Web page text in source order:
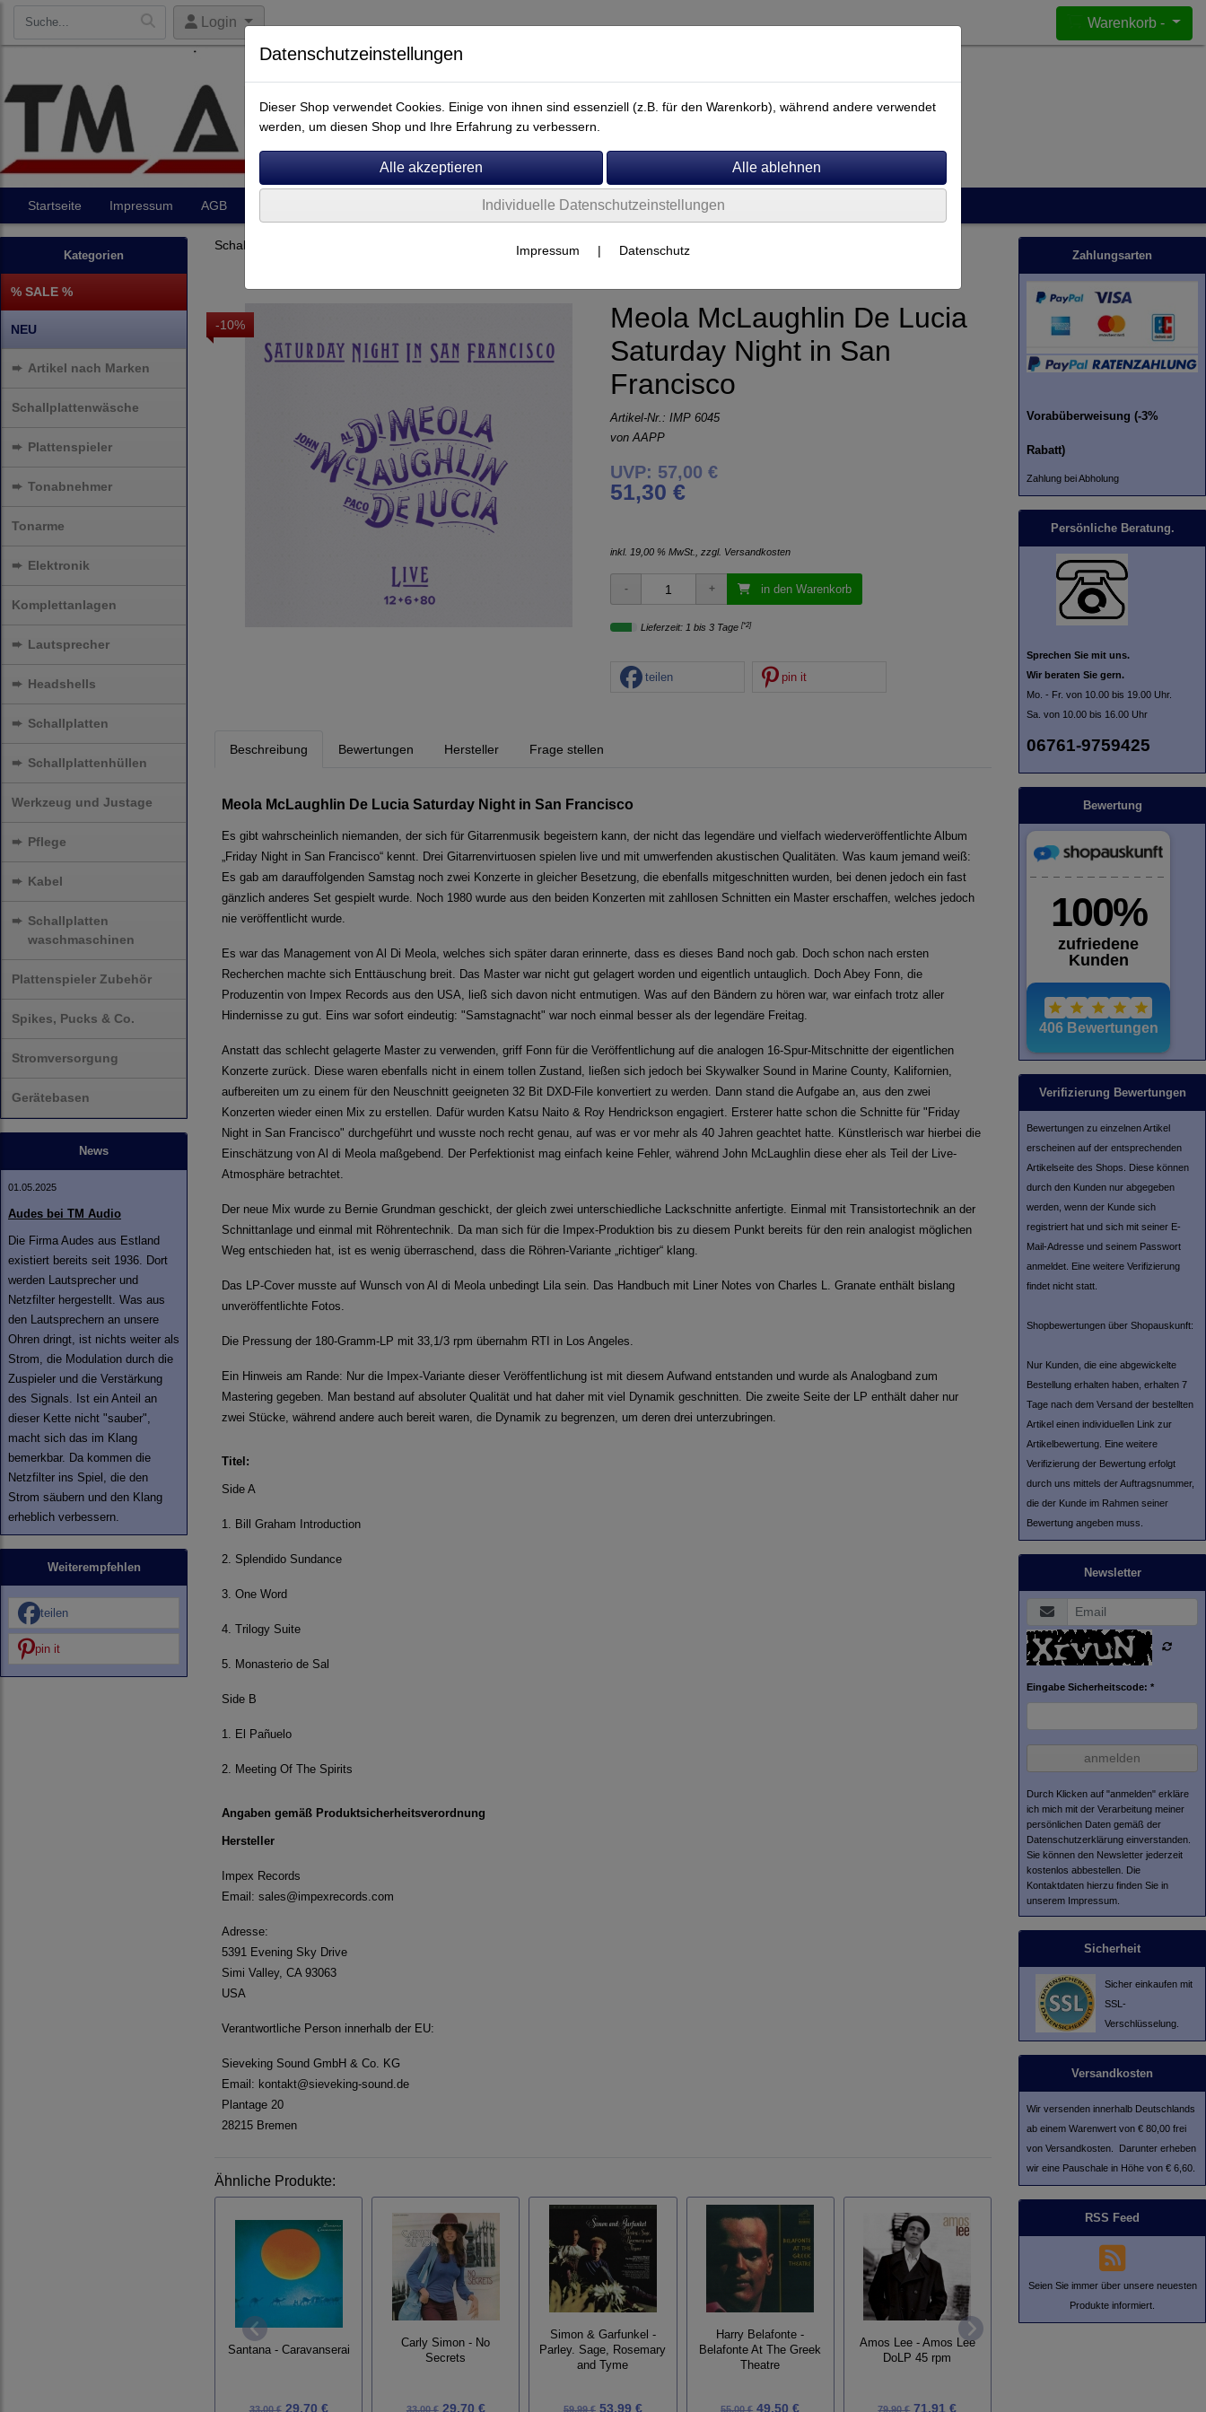
Login Warenkorb -
Startseite Impressum AGB
Kategorien
% SALE %
NEU
➨ Artikel nach Marken
Schallplattenwäsche
➨ Plattenspieler
➨ Tonabnehmer
Tonarme
➨ Elektronik
Komplettanlagen
➨ Lautsprecher
➨ Headshells
➨ Schallplatten
➨ Schallplattenhüllen
Werkzeug und Justage
➨ Pflege
➨ Kabel
➨ Schallplatten
waschmaschinen
Plattenspieler Zubehör
Spikes, Pucks & Co.
Stromversorgung
Gerätebasen
News
01.05.2025
Audes bei TM Audio
Die Firma Audes aus Estland
existiert bereits seit 1936. Dort
werden Lautsprecher und
Netzfilter hergestellt. Was aus
den Lautsprechern an unsere
Ohren dringt, ist nichts weiter als
Strom, die Modulation durch die
Zuspieler und die Verstärkung
des Signals. Ist ein Anteil an
dieser Kette nicht "sauber",
macht sich das im Klang
bemerkbar. Da kommen die
Netzfilter ins Spiel, die den
Strom säubern und den Klang
erheblich verbessern.
Weiterempfehlen
teilen
pin it
Schallplatten
-10%
Meola McLaughlin De Lucia
Saturday Night in San
Francisco
Artikel-Nr.: IMP 6045
vonAAPP
UVP: 57,00 €
51,30 €
inkl. 19,00 % MwSt., zzgl. Versandkosten
in den Warenkorb
Lieferzeit: 1 bis 3 Tage [*2]
teilen pin it
Beschreibung Bewertungen Hersteller Frage stellen
Meola McLaughlin De Lucia Saturday Night in San Francisco
Es gibt wahrscheinlich niemanden, der sich für Gitarrenmusik begeistern kann, der nicht das legendäre und vielfach wiederveröffentlichte Album
„Friday Night in San Francisco“ kennt. Drei Gitarrenvirtuosen spielen live und mit umwerfenden akustischen Qualitäten. Was kaum jemand weiß:
Es gab am darauffolgenden Samstag noch zwei Konzerte in gleicher Besetzung, die ebenfalls mitgeschnitten wurden, bei denen jedoch ein fast
gänzlich anderes Set gespielt wurde. Noch 1980 wurde aus den beiden Konzerten mit zahllosen Schnitten ein Master erschaffen, welches jedoch
nie veröffentlicht wurde.
Es war das Management von Al Di Meola, welches sich später daran erinnerte, dass es dieses Band noch gab. Doch schon nach ersten
Recherchen machte sich Enttäuschung breit. Das Master war nicht gut gelagert worden und eigentlich untauglich. Doch Abey Fonn, die
Produzentin von Impex Records aus den USA, ließ sich davon nicht entmutigen. Was auf den Bändern zu hören war, war einfach trotz aller
Hindernisse zu gut. Eins war sofort eindeutig: "Samstagnacht" war noch einmal besser als der legendäre Freitag.
Anstatt das schlecht gelagerte Master zu verwenden, griff Fonn für die Veröffentlichung auf die analogen 16-Spur-Mitschnitte der eigentlichen
Konzerte zurück. Diese waren ebenfalls nicht in einem tollen Zustand, ließen sich jedoch bei Skywalker Sound in Marine County, Kalifornien,
aufbereiten um zu einem für den Neuschnitt geeigneten 32 Bit DXD-File konvertiert zu werden. Dann stand die Aufgabe an, aus den zwei
Konzerten wieder einen Mix zu erstellen. Dafür wurden Katsu Naito & Roy Hendrickson engagiert. Ersterer hatte schon die Schnitte für "Friday
Night in San Francisco" durchgeführt und wusste noch recht genau, auf was er vor mehr als 40 Jahren geachtet hatte. Künstlerisch war hierbei die
Einschätzung von Al di Meola maßgebend. Der Perfektionist mag einfach keine Fehler, während John McLaughlin diese eher als Teil der Live-
Atmosphäre betrachtet.
Der neue Mix wurde zu Bernie Grundman geschickt, der gleich zwei unterschiedliche Lackschnitte anfertigte. Einmal mit Transistortechnik an der
Schnittanlage und einmal mit Röhrentechnik. Da man sich für die Impex-Produktion bis zu diesem Punkt bereits für den rein analogist möglichen
Weg entschieden hat, ist es wenig überraschend, dass die Röhren-Variante „richtiger“ klang.
Das LP-Cover musste auf Wunsch von Al di Meola unbedingt Lila sein. Das Handbuch mit Liner Notes von Charles L. Granate enthält bislang
unveröffentlichte Fotos.
Die Pressung der 180-Gramm-LP mit 33,1/3 rpm übernahm RTI in Los Angeles.
Ein Hinweis am Rande: Nur die Impex-Variante dieser Veröffentlichung ist mit diesem Aufwand entstanden und wurde als Analogband zum
Mastering gegeben. Man bestand auf absoluter Qualität und hat daher mit viel Dynamik geschnitten. Die zweite Seite der LP enthält daher nur
zwei Stücke, während andere auch bereit waren, die Dynamik zu begrenzen, um deren drei unterzubringen.
Titel:
Side A
1. Bill Graham Introduction
2. Splendido Sundance
3. One Word
4. Trilogy Suite
5. Monasterio de Sal
Side B
1. El Pañuelo
2. Meeting Of The Spirits
Angaben gemäß Produktsicherheitsverordnung
Hersteller
Impex Records
Email: sales@impexrecords.com
Adresse:
5391 Evening Sky Drive
Simi Valley, CA 93063
USA
Verantwortliche Person innerhalb der EU:
Sieveking Sound GmbH & Co. KG
Email: kontakt@sieveking-sound.de
Plantage 20
28215 Bremen
Ähnliche Produkte:
Santana - Caravanserai
33,00 €29,70 €
Carly Simon - No
Secrets
33,00 €29,70 €
Simon & Garfunkel -
Parley. Sage, Rosemary
and Tyme
59,99 €53,99 €
Harry Belafonte -
Belafonte At The Greek
Theatre
55,00 € 49,50 €
Amos Lee - Amos Lee
DoLP 45 rpm
79,90 € 71,91 €
Zahlungsarten
Vorabüberweisung (-3%
Rabatt)
Zahlung bei Abholung
Persönliche Beratung.
Sprechen Sie mit uns.
Wir beraten Sie gern.
Mo. - Fr. von 10.00 bis 19.00 Uhr.
Sa. von 10.00 bis 16.00 Uhr
06761-9759425
Bewertung
Verifizierung Bewertungen
Bewertungen zu einzelnen Artikel
erscheinen auf der entsprechenden
Artikelseite des Shops. Diese können
durch den Kunden nur abgegeben
werden, wenn der Kunde sich
registriert hat und sich mit seiner E-
Mail-Adresse und seinem Passwort
anmeldet. Eine weitere Verifizierung
findet nicht statt.
Shopbewertungen über Shopauskunft:
Nur Kunden, die eine abgewickelte
Bestellung erhalten haben, erhalten 7
Tage nach dem Versand der bestellten
Artikel einen individuellen Link zur
Artikelbewertung. Eine weitere
Verifizierung der Bewertung erfolgt
durch uns mittels der Auftragsnummer,
die der Kunde im Rahmen seiner
Bewertung angeben muss.
Newsletter
Eingabe Sicherheitscode: *
anmelden
Durch Klicken auf "anmelden" erkläre
ich mich mit der Verarbeitung meiner
persönlichen Daten gemäß der
Datenschutzerklärung einverstanden.
Sie können den Newsletter jederzeit
kostenlos abbestellen. Die
Kontaktdaten hierzu finden Sie in
unserem Impressum.
Sicherheit
Sicher einkaufen mit
SSL-
Verschlüsselung.
Versandkosten
Wir versenden innerhalb Deutschlands
ab einem Warenwert von € 80,00 frei
von Versandkosten. Darunter erheben
wir eine Pauschale in Höhe von € 6,60.
RSS Feed
Seien Sie immer über unsere neuesten
Produkte informiert.
Datenschutzeinstellungen
Dieser Shop verwendet Cookies. Einige von ihnen sind essenziell (z.B. für den Warenkorb), während andere verwendet
werden, um diesen Shop und Ihre Erfahrung zu verbessern.
Individuelle Datenschutzeinstellungen
Impressum | Datenschutz